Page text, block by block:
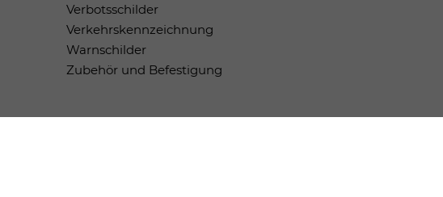
Verbotsschilder
Verkehrskennzeichnung
Warnschilder
Zubehör und Befestigung